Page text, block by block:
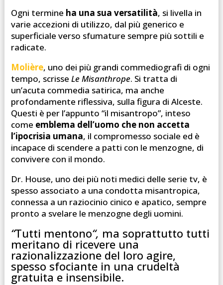
Ogni termine ha una sua versatilità, si livella in
varie accezioni di utilizzo, dal più generico e
superficiale verso sfumature sempre più sottili e
radicate.
Molière, uno dei più grandi commediografi di ogni
tempo, scrisse Le Misanthrope. Si tratta di
un’acuta commedia satirica, ma anche
profondamente riflessiva, sulla figura di Alceste.
Questi è per l’appunto “il misantropo”, inteso
come emblema dell’uomo che non accetta
l’ipocrisia umana, il compromesso sociale ed è
incapace di scendere a patti con le menzogne, di
convivere con il mondo.
Dr. House, uno dei più noti medici delle serie tv, è
spesso associato a una condotta misantropica,
connessa a un raziocinio cinico e apatico, sempre
pronto a svelare le menzogne degli uomini.
“Tutti mentono“, ma soprattutto tutti
meritano di ricevere una
razionalizzazione del loro agire,
spesso sfociante in una crudeltà
gratuita e insensibile.